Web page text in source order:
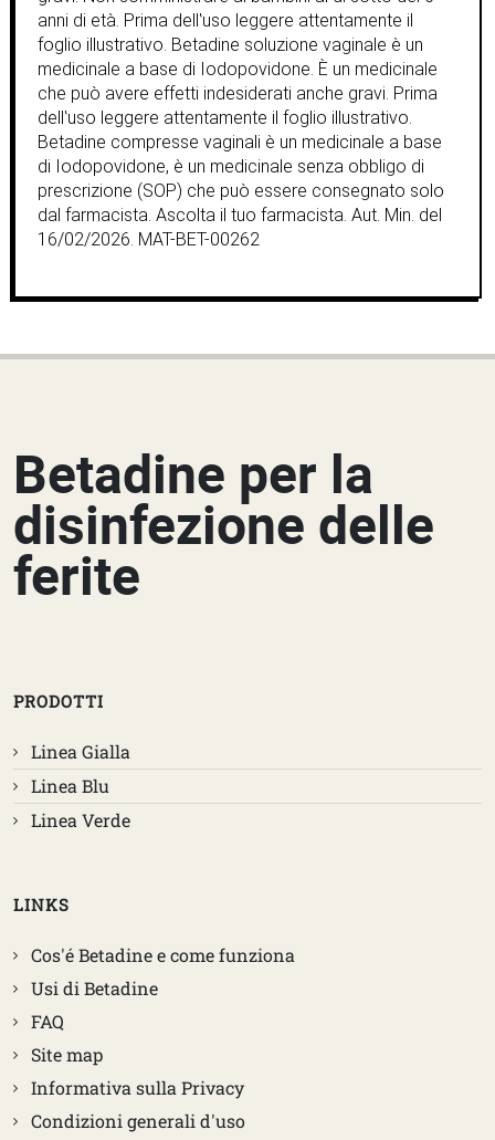
anni di età. Prima dell‛uso leggere attentamente il
foglio illustrativo. Betadine soluzione vaginale è un
medicinale a base di Iodopovidone. È un medicinale
che può avere effetti indesiderati anche gravi. Prima
dell‛uso leggere attentamente il foglio illustrativo.
Betadine compresse vaginali è un medicinale a base
di Iodopovidone, è un medicinale senza obbligo di
prescrizione (SOP) che può essere consegnato solo
dal farmacista. Ascolta il tuo farmacista. Aut. Min. del
16/02/2026. MAT-BET-00262
Betadine per la
disinfezione delle
ferite
PRODOTTI
Linea Gialla
Linea Blu
Linea Verde
LINKS
Cos'é Betadine e come funziona
Usi di Betadine
FAQ
Site map
Informativa sulla Privacy
Condizioni generali d'uso